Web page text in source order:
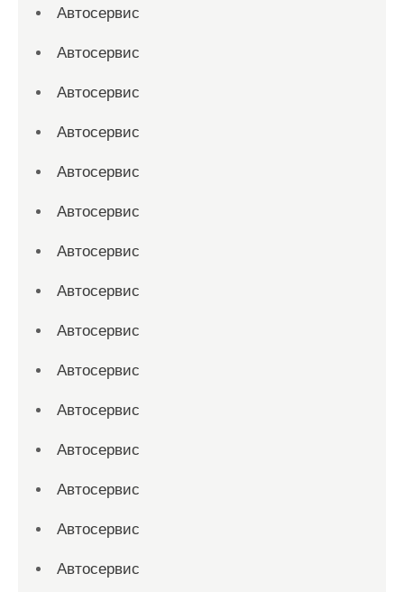
Автосервис
Автосервис
Автосервис
Автосервис
Автосервис
Автосервис
Автосервис
Автосервис
Автосервис
Автосервис
Автосервис
Автосервис
Автосервис
Автосервис
Автосервис